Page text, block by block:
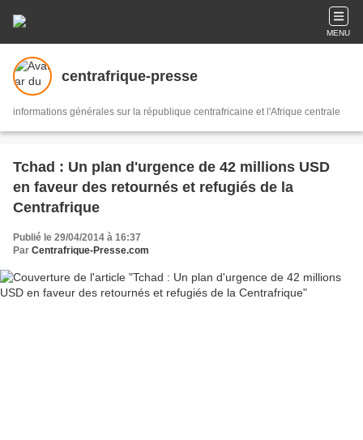
MENU
centrafrique-presse
informations générales sur la république centrafricaine et l'Afrique centrale
Tchad : Un plan d'urgence de 42 millions USD
en faveur des retournés et refugiés de la
Centrafrique
Publié le 29/04/2014 à 16:37
Par Centrafrique-Presse.com